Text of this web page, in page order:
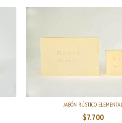
JABÓN RÚSTICO ELEMENTAL
$7.700